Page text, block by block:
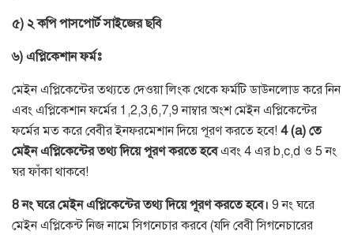
৫) ২ কপি পাসপোর্ট সাইজের ছবি
৬) এপ্লিকেশান ফর্মঃ
মেইন এপ্লিকেন্টের তথ্যতে দেওয়া লিংক থেকে ফর্মটি ডাউনলোড করে নিন
এবং এপ্লিকেশান ফর্মের 1,2,3,6,7,9নাম্বার অংশ মেইন এপ্লিকেন্টের
ফর্মের মত করে বেবীর ইনফরমেশান দিয়ে পূরণ করতে হবে! 4 (a) তে
মেইন এপ্লিকেন্টের তথ্য দিয়ে পূরণ করতে হবে এবং 4 এর b,c,d ও 5নং
ঘর ফাঁকা থাকবে!
8নং ঘরে মেইন এপ্লিকেন্টের তথ্য দিয়ে পূরণ করতে হবে। 9নং ঘরে
মেইন এপ্লিকেন্ট নিজ নামে সিগনেচার করবে(যদি বেবী সিগনেচারের